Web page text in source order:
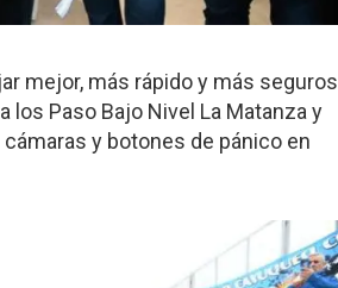
mejor, más rápido y más seguros
Paso Bajo Nivel La Matanza y
y botones de pánico en